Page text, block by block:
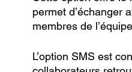
permet d’échanger
membres de
L’option SMS est